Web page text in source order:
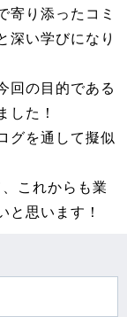
寄り添ったコミ
深い学びになり
回の目的である
した！
グを通して擬似
これからも業
と思います！